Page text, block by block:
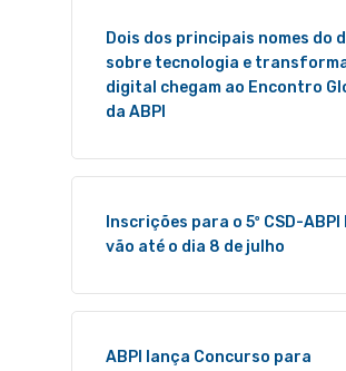
Dois dos principais nomes do
sobre tecnologia e
digital chegam ao Encontro
da ABPI
Inscrições para o 5º CSD-ABPI
vão até o dia 8 de julho
ABPI lança Concurso para